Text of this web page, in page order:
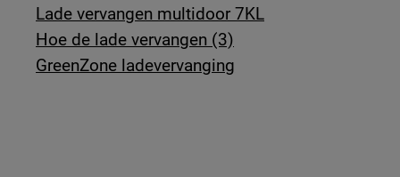
Lade vervangen multidoor 7KL
Hoe de lade vervangen (3)
GreenZone ladevervanging